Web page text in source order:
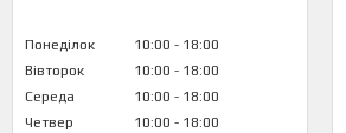
Понеділок 10:00
18:00
Вівторок
10:00
18:00
Середа
10:00
18:00
Четвер
10:00
18:00